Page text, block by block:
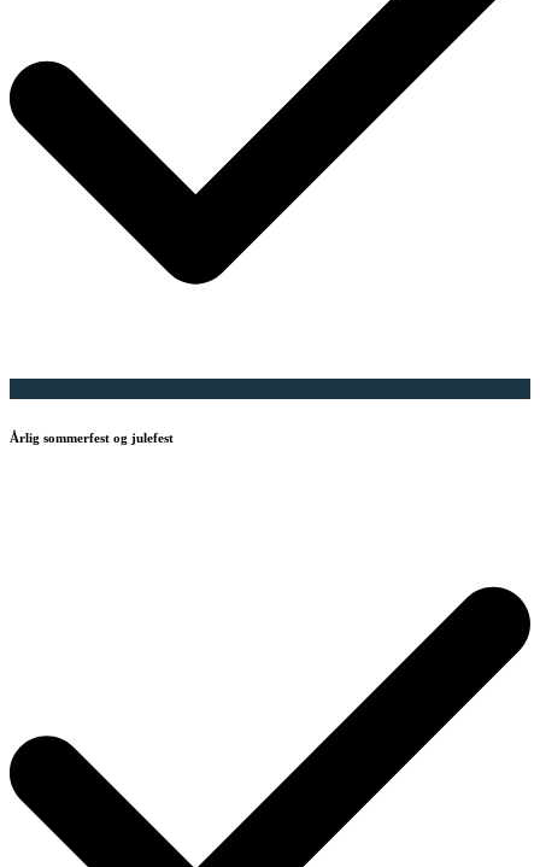
Årlig sommerfest og julefest